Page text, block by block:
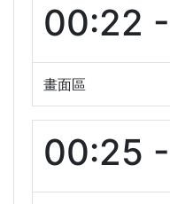
00:22
畫面區
00:25